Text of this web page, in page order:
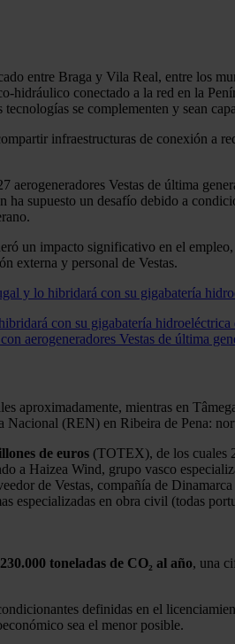
entre Braga y Vila Real, entre los
hidráulico conectado a la red en la
se complementen y sean
infraestructuras de conexión a
aerogeneradores Vestas de última
supuesto un desafío debido a
un impacto significativo en el
externa y personal de Vestas.
con su gigabatería hidroeléctrica
aerogeneradores Vestas de última
aproximadamente, mientras en
(REN) en Ribeira de Pena:
de euros (TOTEX), de los cuales
a Haizea Wind, grupo vasco
de Vestas, compañía de
especializadas en obra civil (todas
toneladas de CO₂ al año, una
definidas en el
sea el menor posible.